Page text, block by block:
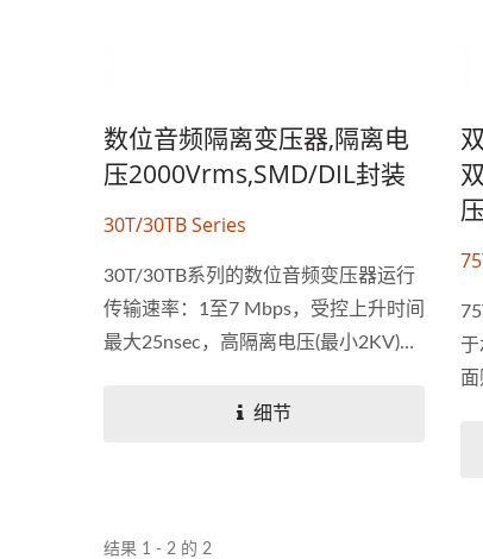
数位音频隔离变压器,隔离电
压2000Vrms,SMD/DIL封装
30T/30TB Series
30T/30TB系列的数位音频变压器运行
传输速率：1至7 Mbps，受控上升时间
最大25nsec，高隔离电压(最小2KV)。
细节
结果 1 - 2 的 2